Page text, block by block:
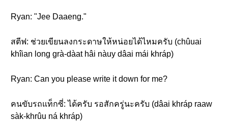
Ryan: "Jee Daaeng."
สตีฟ: ช่วยเขียนลงกระดาษให้หน่อยได้ไหมครับ (chûuai
khîian long grà-dàat hâi nàuy dâai mái khráp)
Ryan: Can you please write it down for me?
คนขับรถแท็กซี่: ได้ครับ รอสักครู่นะครับ (dâai khráp raaw
sàk-khrûu ná khráp)